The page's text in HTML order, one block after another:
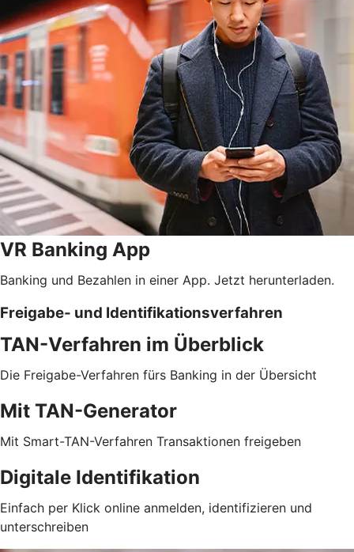
VR Banking App
Banking und Bezahlen in einer App. Jetzt herunterladen.
Freigabe- und Identifikationsverfahren
TAN-Verfahren im Überblick
Die Freigabe-Verfahren fürs Banking in der Übersicht
Mit TAN-Generator
Mit Smart-TAN-Verfahren Transaktionen freigeben
Digitale Identifikation
Einfach per Klick online anmelden, identifizieren und
unterschreiben